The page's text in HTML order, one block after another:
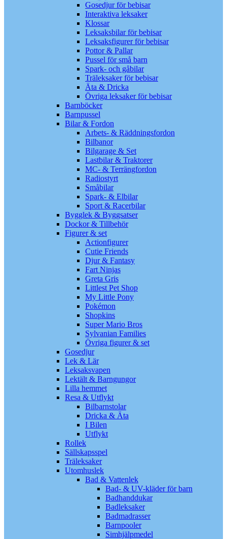
Gosedjur för bebisar
Interaktiva leksaker
Klossar
Leksaksbilar för bebisar
Leksaksfigurer för bebisar
Pottor & Pallar
Pussel för små barn
Spark- och gåbilar
Träleksaker för bebisar
Äta & Dricka
Övriga leksaker för bebisar
Barnböcker
Barnpussel
Bilar & Fordon
Arbets- & Räddningsfordon
Bilbanor
Bilgarage & Set
Lastbilar & Traktorer
MC- & Terrängfordon
Radiostyrt
Småbilar
Spark- & Elbilar
Sport & Racerbilar
Bygglek & Byggsatser
Dockor & Tillbehör
Figurer & set
Actionfigurer
Cutie Friends
Djur & Fantasy
Fart Ninjas
Greta Gris
Littlest Pet Shop
My Little Pony
Pokémon
Shopkins
Super Mario Bros
Sylvanian Families
Övriga figurer & set
Gosedjur
Lek & Lär
Leksaksvapen
Lektält & Barngungor
Lilla hemmet
Resa & Utflykt
Bilbarnstolar
Dricka & Äta
I Bilen
Utflykt
Rollek
Sällskapsspel
Träleksaker
Utomhuslek
Bad & Vattenlek
Bad- & UV-kläder för barn
Badhanddukar
Badleksaker
Badmadrasser
Barnpooler
Simhjälpmedel